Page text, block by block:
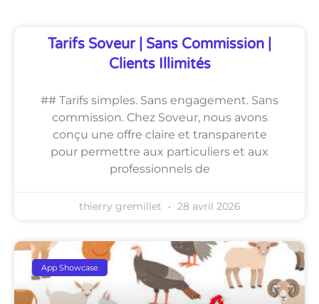
Tarifs Soveur | Sans Commission |
Clients Illimités
## Tarifs simples. Sans engagement. Sans
commission. Chez Soveur, nous avons
conçu une offre claire et transparente
pour permettre aux particuliers et aux
professionnels de
thierry gremillet 28 avril 2026
App Showcase